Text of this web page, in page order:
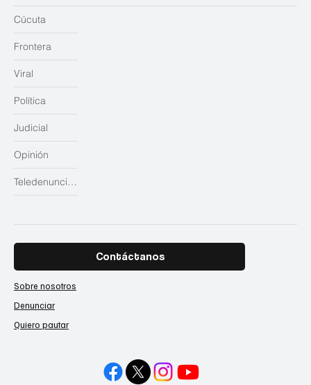
Judicial
Opinión
Teledenuncias
Cúcuta
Frontera
Viral
Política
Contáctanos
Sobre nosotros
Denunciar
Quiero pautar